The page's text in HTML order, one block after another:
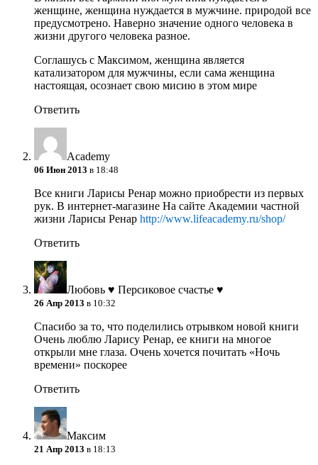
женщине, женщина нуждается в мужчине. природой все
предусмотрено. Наверно значение одного человека в
жизни другого человека разное.
Соглашусь с Максимом, женщина является
катализатором для мужчины, если сама женщина
настоящая, осознает свою мисию в этом мире
Ответить
Academy
06 Июн 2013 в 18:48
Все книги Ларисы Ренар можно приобрести из первых
рук. В интернет-магазине На сайте Академии частной
жизни Ларисы Ренар http://www.lifeacademy.ru/shop/
Ответить
Любовь ♥ Персиковое счастье ♥
26 Апр 2013 в 10:32
Спасибо за то, что поделились отрывком новой книги
Очень люблю Ларису Ренар, ее книги на многое
открыли мне глаза. Очень хочется почитать «Ночь
времени» поскорее
Ответить
Максим
21 Апр 2013 в 18:13